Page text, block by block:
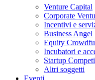
Venture Capital
Corporate
Incentivi e
Business Angel
Equity
Incubatori e
Startup
Altri soggetti